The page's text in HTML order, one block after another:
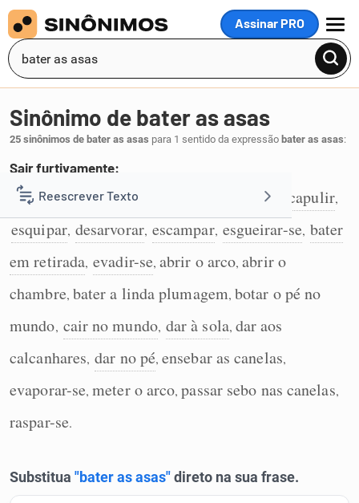
Assinar PRO
MENU
Reescrever Texto
Resumir Texto
Corrigir Texto
Detector de IA
Sinônimo de bater as asas
25 sinônimos de bater as asas para 1 sentido da expressão bater as asas:
Sair furtivamente:
1 fugir,abalar,zarpar escapar, escapulir,
esquipar, desarvorar, escampar, esgueirar-se, bater
em retirada, evadir-se,abrir o arco,abrir o
chambre, bater a linda plumagem, botar o pé no
mundo, cair no mundo, dar à sola, dar aos
calcanhares, dar no pé,ensebar as canelas,
evaporar-se,meter o arco,passar sebo nas canelas,
raspar-se.